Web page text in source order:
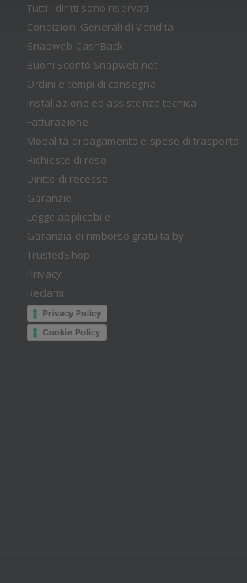
Tutti i diritti sono riservati
Condizioni Generali di Vendita
Snapweb CashBack
Buoni Sconto Snapweb.net
Ordini e tempi di consegna
Installazione ed assistenza tecnica
Fatturazione
Modalità di pagamento e spese di trasporto
Richieste di reso
Diritto di recesso
Garanzie
Legge applicabile
Garanzia di rimborso gratuita by
TrustedShop
Privacy
Reclami
Privacy Policy
Cookie Policy